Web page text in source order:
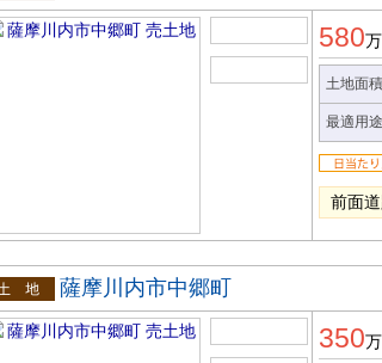
地
580
土地面積
最適用途
前面
地
薩摩川内市中郷町
350